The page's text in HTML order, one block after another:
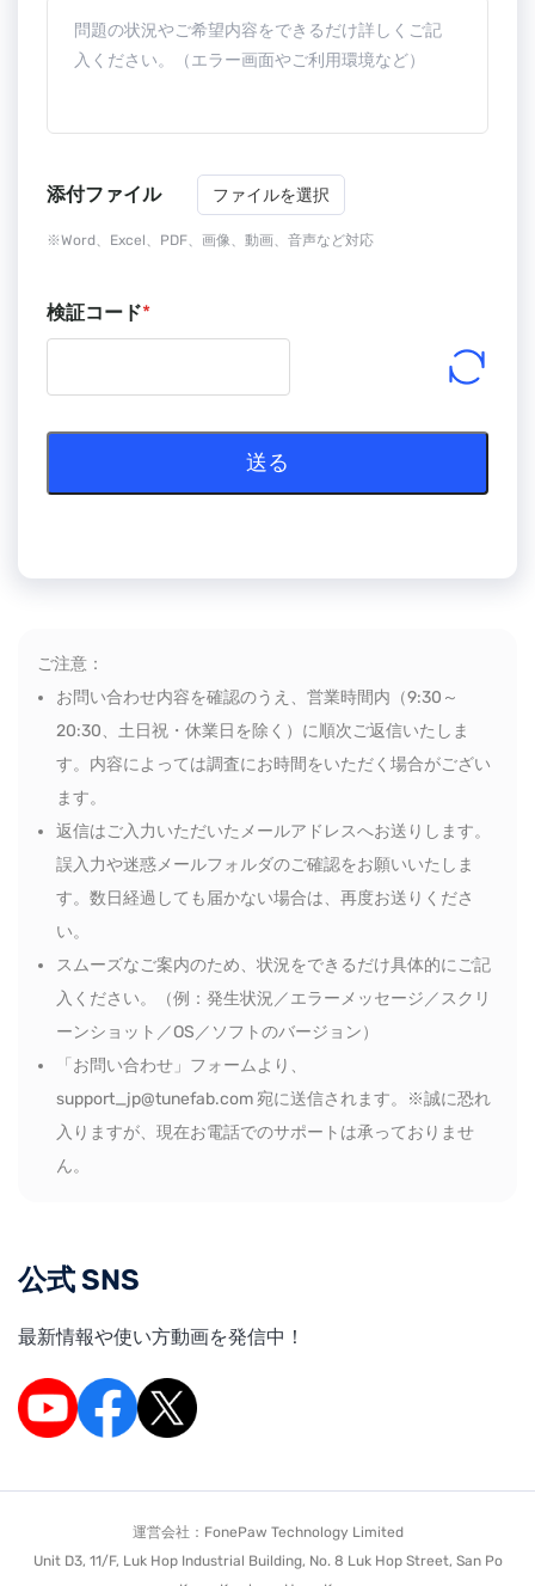
添付ファイル ファイルを選択
※Word、Excel、PDF、画像、動画、音声など対応
検証コード*
送る
ご注意：
お問い合わせ内容を確認のうえ、営業時間内（9:30～
20:30、土日祝・休業日を除く）に順次ご返信いたしま
す。内容によっては調査にお時間をいただく場合がござい
ます。
返信はご入力いただいたメールアドレスへお送りします。
誤入力や迷惑メールフォルダのご確認をお願いいたしま
す。数日経過しても届かない場合は、再度お送りくださ
い。
スムーズなご案内のため、状況をできるだけ具体的にご記
入ください。（例：発生状況／エラーメッセージ／スクリ
ーンショット／OS／ソフトのバージョン）
「お問い合わせ」フォームより、
support_jp@tunefab.com 宛に送信されます。※誠に恐れ
入りますが、現在お電話でのサポートは承っておりませ
ん。
公式 SNS
最新情報や使い方動画を発信中！
運営会社：FonePaw Technology Limited
Unit D3, 11/F, Luk Hop Industrial Building, No. 8 Luk Hop Street, San Po